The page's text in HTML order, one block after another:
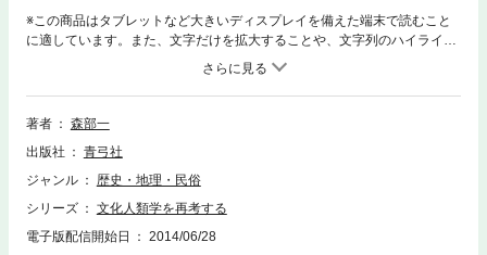
※この商品はタブレットなど大きいディスプレイを備えた端末で読むこと
に適しています。また、文字だけを拡大することや、文字列のハイライ
ト、検索、辞書の参照、引用などの機能が使用できません。文化人類学を
再考する、あるいは見つめ直すことを主題にした論文集。それぞれの執筆
者はユニークな問題関心と視点から、この文化人類学の再考というある意
味できわめて抽象的な主題を、具体的な議論の脈絡に結実させ論を展開し
著者
森部一
出版社
青弓社
ジャンル
歴史・地理・民俗
シリーズ
文化人類学を再考する
電子版配信開始日
2014/06/28